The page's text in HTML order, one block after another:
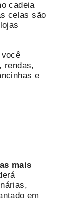
cadeia
celas são
rendas,
e
mais
em